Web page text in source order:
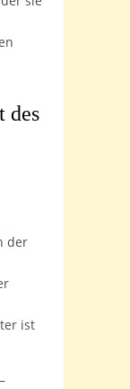
des
der
ist